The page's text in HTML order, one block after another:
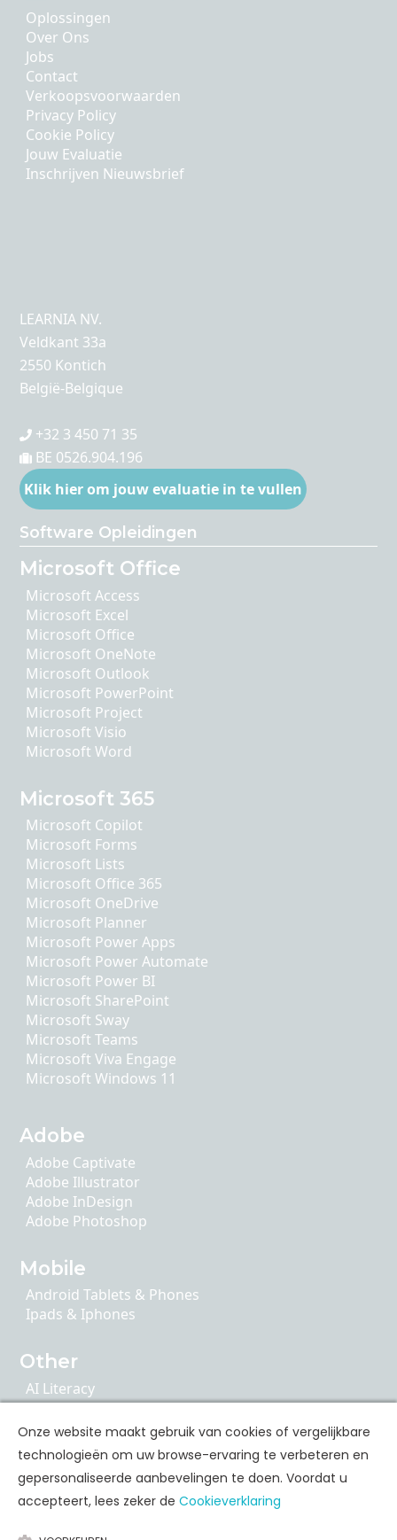
Oplossingen
Over Ons
Jobs
Contact
Verkoopsvoorwaarden
Privacy Policy
Cookie Policy
Jouw Evaluatie
Inschrijven Nieuwsbrief
LEARNIA NV.
Veldkant 33a
2550 Kontich
België-Belgique
+32 3 450 71 35
BE 0526.904.196
Klik hier om jouw evaluatie in te vullen
Software Opleidingen
Microsoft Office
Microsoft Access
Microsoft Excel
Microsoft Office
Microsoft OneNote
Microsoft Outlook
Microsoft PowerPoint
Microsoft Project
Microsoft Visio
Microsoft Word
Microsoft 365
Microsoft Copilot
Microsoft Forms
Microsoft Lists
Microsoft Office 365
Microsoft OneDrive
Microsoft Planner
Microsoft Power Apps
Microsoft Power Automate
Microsoft Power BI
Microsoft SharePoint
Microsoft Sway
Microsoft Teams
Microsoft Viva Engage
Microsoft Windows 11
Adobe
Adobe Captivate
Adobe Illustrator
Adobe InDesign
Adobe Photoshop
Mobile
Android Tablets & Phones
Ipads & Iphones
Other
AI Literacy
Articulate 360
ChatGPT
Cybersecurity
Google Apps
Onze website maakt gebruik van cookies of vergelijkbare
technologieën om uw browse-ervaring te verbeteren en
gepersonaliseerde aanbevelingen te doen. Voordat u
accepteert, lees zeker de Cookieverklaring